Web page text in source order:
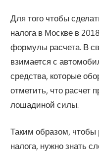
Для того чтобы
налога в Москве в
формулы расчета. В
взимается с
средства, которые
отметить, что расчет
лошадиной силы.
Таким образом,
налога, нужно знать